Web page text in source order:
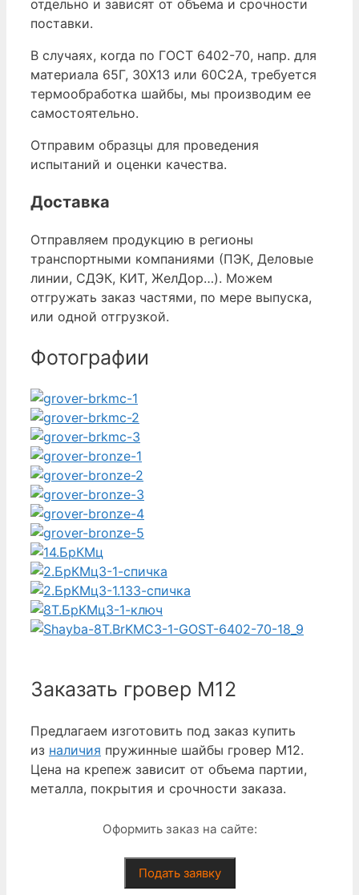
отдельно и зависят от объема и срочности
поставки.
В случаях, когда по ГОСТ 6402-70, напр. для
материала 65Г, 30Х13 или 60С2А, требуется
термообработка шайбы, мы производим ее
самостоятельно.
Отправим образцы для проведения
испытаний и оценки качества.
Доставка
Отправляем продукцию в регионы
транспортными компаниями (ПЭК, Деловые
линии, СДЭК, КИТ, ЖелДор…). Можем
отгружать заказ частями, по мере выпуска,
или одной отгрузкой.
Фотографии
Заказать гровер М12
Предлагаем изготовить под заказ купить
из наличия пружинные шайбы гровер М12.
Цена на крепеж зависит от объема партии,
металла, покрытия и срочности заказа.
Оформить заказ на сайте:
Подать заявку